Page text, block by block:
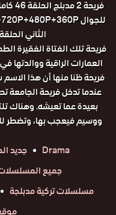
الثاني الحلقة 46 مدبلجة قصة
فريحة تلك الفتاة الفقيرة
العمارات الراقية ووالدتها
فريحة ظنا منها أن هذا
عندما تدخل فريحة
بعيدة عما تعيشه. وهناك
ووسيم فيعجب بها، وتضطر
Drama
جديد
جميع المسلسلات
مسلسلات تركية مدبلجة